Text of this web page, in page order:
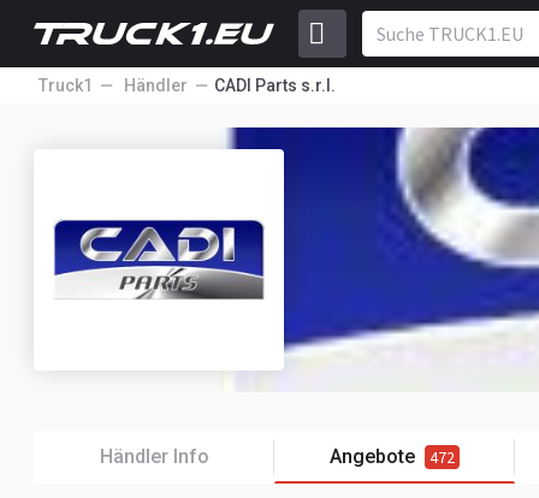
Truck1 Händler CADI Parts s.r.l.
Händler Info Angebote 472